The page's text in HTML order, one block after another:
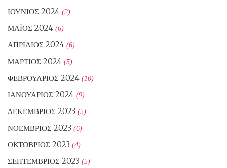
ΙΟΎΝΙΟΣ 2024 (2)
ΜΆΙΟΣ 2024 (6)
ΑΠΡΊΛΙΟΣ 2024 (6)
ΜΆΡΤΙΟΣ 2024 (5)
ΦΕΒΡΟΥΆΡΙΟΣ 2024 (10)
ΙΑΝΟΥΆΡΙΟΣ 2024 (9)
ΔΕΚΈΜΒΡΙΟΣ 2023 (5)
ΝΟΈΜΒΡΙΟΣ 2023 (6)
ΟΚΤΏΒΡΙΟΣ 2023 (4)
ΣΕΠΤΈΜΒΡΙΟΣ 2023 (5)